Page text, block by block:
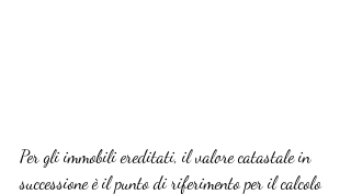
Per gli immobili ereditati, il valore catastale in
successione è il punto di riferimento per il calcolo